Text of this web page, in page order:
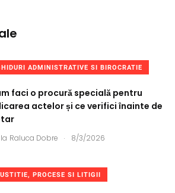
ADMINISTRATIVE SI BIROCRATIE
faci o procură specială pentru
actelor și ce verifici înainte de
Raluca Dobre . 8/3/2026
PROCESE SI LITIGII